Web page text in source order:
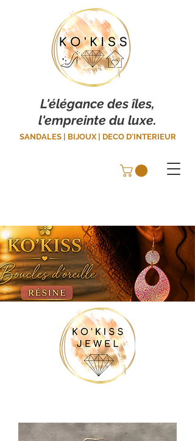
L'élégance des îles,
l'empreinte du luxe.
SANDALES | BIJOUX | DECO D'INTERIEUR